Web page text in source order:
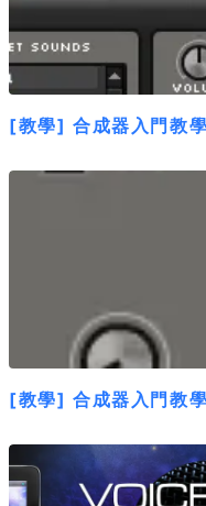
[教學] 合成器入門教
[教學] 合成器入門教